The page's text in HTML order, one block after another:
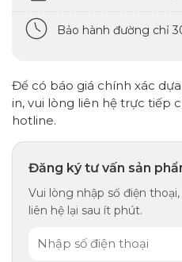
Bảo hành đường chỉ
Để có báo giá chính xác
in, vui lòng liên hệ trực tiếp
hotline.
Đăng ký tư vấn sản
Vui lòng nhập số điện
liên hệ lại sau ít phút.